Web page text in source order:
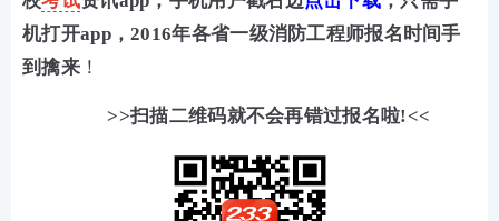
机打开app，2016年各省一级消防工程师报名时间手
到擒来！
>>扫描二维码就不会再错过报名啦!<<